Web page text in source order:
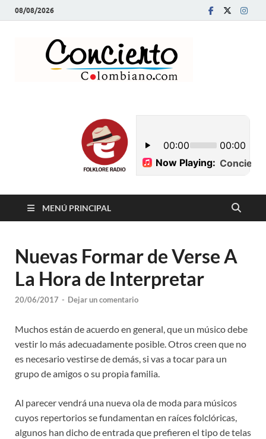
08/08/2026
MENÚ PRINCIPAL
Nuevas Formar de Verse A
La Hora de Interpretar
20/06/2017 - Dejar un comentario
Muchos están de acuerdo en general, que un músico debe
vestir lo más adecuadamente posible. Otros creen que no
es necesario vestirse de demás, si vas a tocar para un
grupo de amigos o su propia familia.
Al parecer vendrá una nueva ola de moda para músicos
cuyos repertorios se fundamentan en raíces folclóricas,
algunos han dicho de entrada que prefieren el tipo de telas